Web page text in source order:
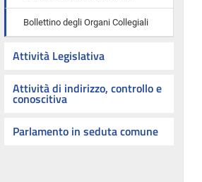
Bollettino degli Organi Collegiali
Attività Legislativa
Attività di indirizzo, controllo e
conoscitiva
Parlamento in seduta comune